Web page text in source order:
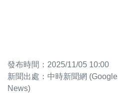
發布時間：2025/11/05 10:00
新聞出處：中時新聞網 (Google
News)